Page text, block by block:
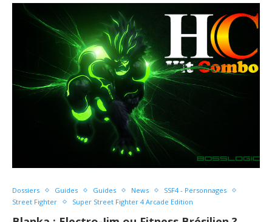
Dossiers Guides Guides News
SSF4 - Personnages
Street Fighter
Super Street Fighter 4 Arcade Edition